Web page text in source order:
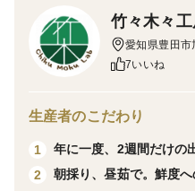
メンマの表面の白いもの
品質には問題ございませ
と湯がいてからご使用くだ
向いていません。ご自宅
竹々木々工
愛知県豊田市
7いいね
生産者のこだわり
1
年に一度、2週間だけの
2
朝採り、昼茹で。鮮度へ